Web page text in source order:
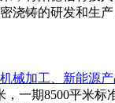
浇铸的研发和生
械加工、新能源产
，一期8500平米标